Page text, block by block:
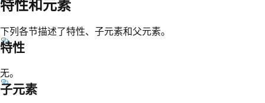
特性和元素
下列各节描述了特性、子元素和父元素。
特性
无。
子元素